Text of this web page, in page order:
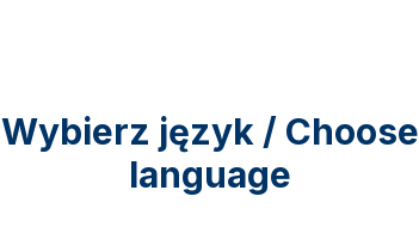
Wybierz język / Choose
language